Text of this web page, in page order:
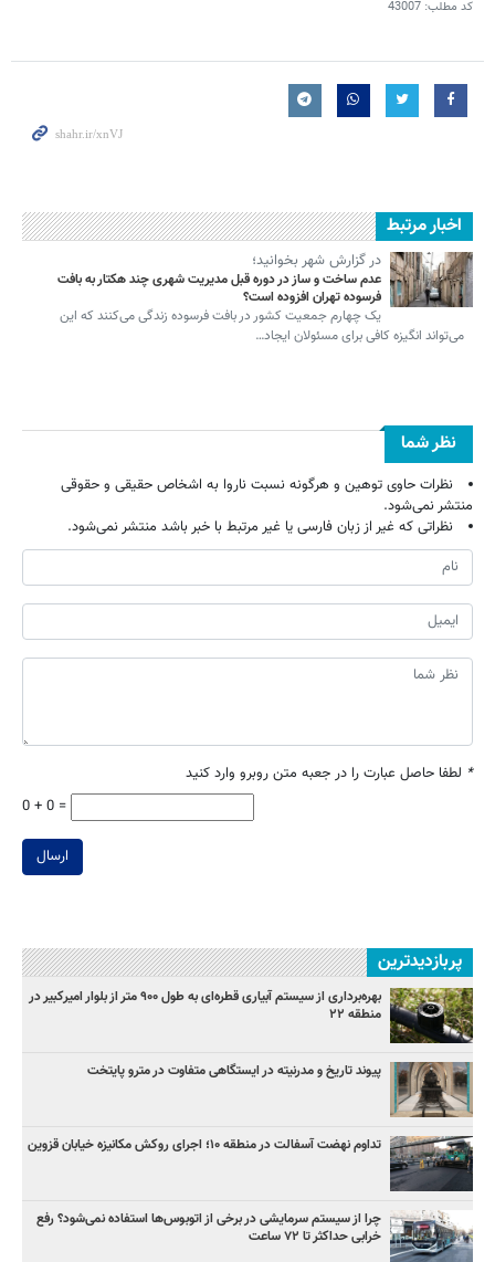
کد مطلب: 43007
اخبار مرتبط
در گزارش شهر بخوانید؛
عدم ساخت و ساز در دوره قبل مدیریت شهری چند هکتار به بافت
فرسوده تهران افزوده است؟
یک چهارم جمعیت کشور در بافت فرسوده زندگی می‌کنند که این
می‌تواند انگیزه کافی برای مسئولان ایجاد…
نظر شما
نظرات حاوی توهین و هرگونه نسبت ناروا به اشخاص حقیقی و حقوقی
منتشر نمی‌شود.
نظراتی که غیر از زبان فارسی یا غیر مرتبط با خبر باشد منتشر نمی‌شود.
* لطفا حاصل عبارت را در جعبه متن روبرو وارد کنید
0 + 0 =
ارسال
پربازدیدترین
بهره‌برداری از سیستم آبیاری قطره‌ای به طول ۹۰۰ متر از بلوار امیرکبیر در
منطقه ۲۲
پیوند تاریخ و مدرنیته در ایستگاهی متفاوت در مترو پایتخت
تداوم نهضت آسفالت در منطقه ۱۰؛ اجرای روکش مکانیزه خیابان قزوین
چرا از سیستم سرمایشی در برخی از اتوبوس‌ها استفاده نمی‌شود؟ رفع
خرابی حداکثر تا ۷۲ ساعت